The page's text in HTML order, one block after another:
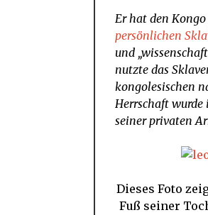
Er hat den
persönlichen
und
nutzte das
kongolesischen
Herrschaft
seiner privaten
Dieses Foto
Fuß seiner